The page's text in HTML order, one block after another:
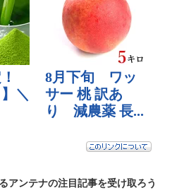
アンテナの注目記事を受け取ろう